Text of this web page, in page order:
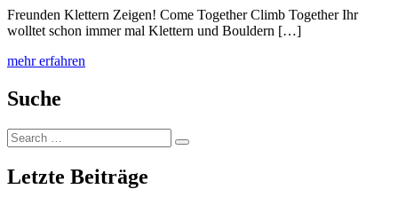
Freunden Klettern Zeigen! Come Together Climb Together Ihr
wolltet schon immer mal Klettern und Bouldern […]
mehr erfahren
Suche
Search
for:
Search
Letzte Beiträge